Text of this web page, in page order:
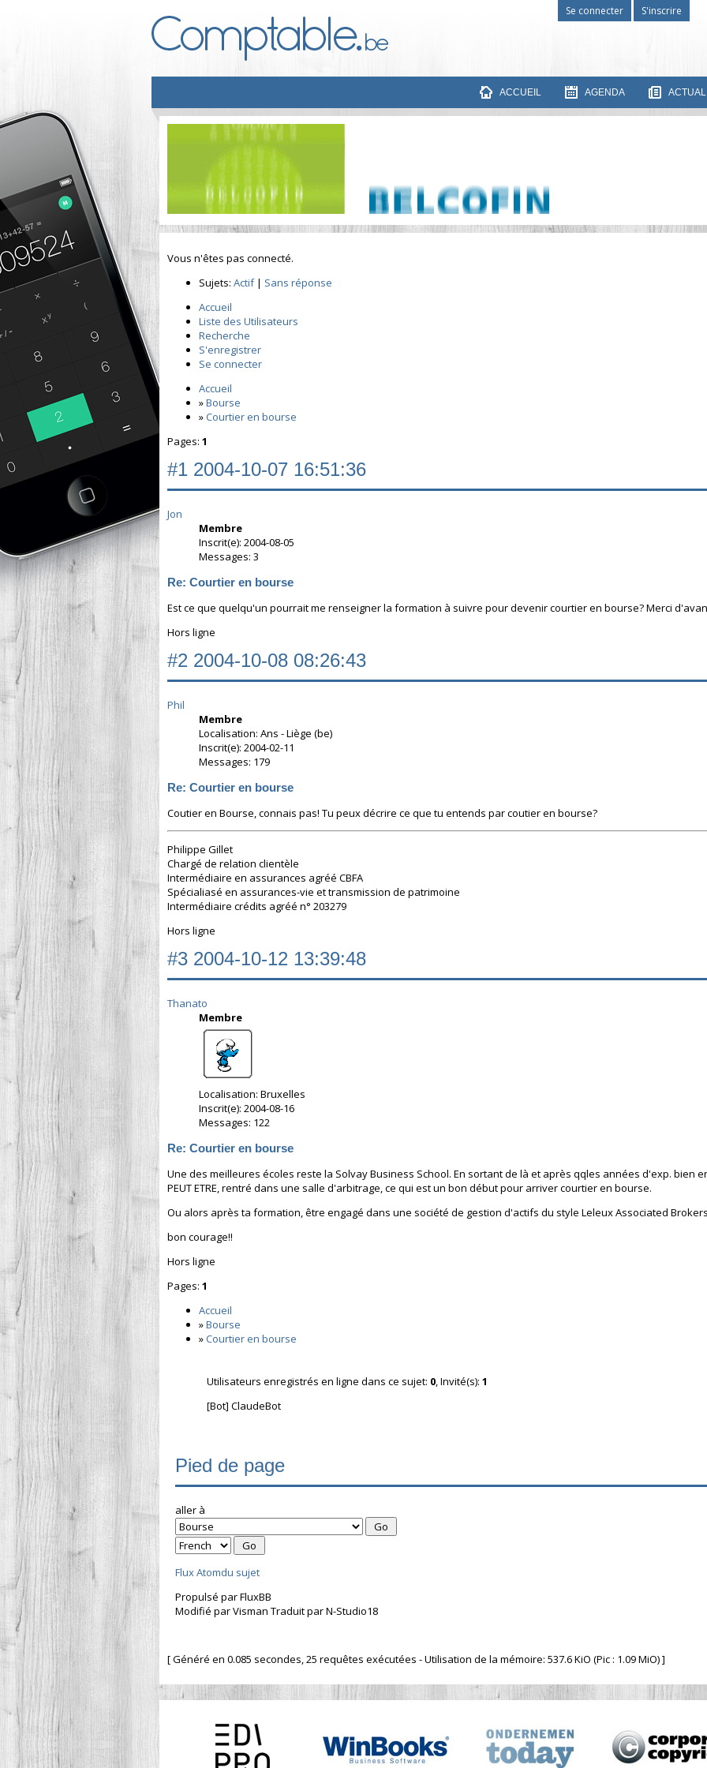
ACCUEIL AGENDA
Se connecter S'inscrire
Vous n'êtes pas connecté.
Sujets: Actif| Sans réponse
Accueil
Liste des Utilisateurs
Recherche
S'enregistrer
Se connecter
Accueil
»Bourse
»Courtier en bourse
Pages: 1
#1 2004-10-07 16:51:36
Jon
Membre
Inscrit(e): 2004-08-05
Messages: 3
Re: Courtier en bourse
Est ce que quelqu'un pourrait me renseigner la formation à suivre pour devenir courtier en bourse? Merci
Hors ligne
#2 2004-10-08 08:26:43
Phil
Membre
Localisation: Ans - Liège (be)
Inscrit(e): 2004-02-11
Messages: 179
Re: Courtier en bourse
Coutier en Bourse, connais pas! Tu peux décrire ce que tu entends par coutier en bourse?
Philippe Gillet
Chargé de relation clientèle
Intermédiaire en assurances agréé CBFA
Spécialiasé en assurances-vie et transmission de patrimoine
Intermédiaire crédits agréé n° 203279
Hors ligne
#3 2004-10-12 13:39:48
Thanato
Membre
Localisation: Bruxelles
Inscrit(e): 2004-08-16
Messages: 122
Re: Courtier en bourse
Une des meilleures écoles reste la Solvay Business School. En sortant de là et après qqles années d'exp. bien
PEUT ETRE, rentré dans une salle d'arbitrage, ce qui est un bon début pour arriver courtier en bourse.
Ou alors après ta formation, être engagé dans une société de gestion d'actifs du style Leleux Associated
bon courage!!
Hors ligne
Pages: 1
Accueil
»Bourse
»Courtier en bourse
Utilisateurs enregistrés en ligne dans ce sujet: 0, Invité(s): 1
[Bot] ClaudeBot
Pied de page
aller à
Flux Atomdu sujet
Propulsé par FluxBB
Modifié par Visman Traduit par N-Studio18
[ Généré en 0.085 secondes, 25 requêtes exécutées - Utilisation de la mémoire: 537.6 KiO (Pic : 1.09 MiO) ]